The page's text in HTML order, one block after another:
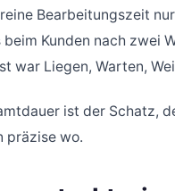
Bearbeitungszeit
Kunden nach zwei
war Liegen, Warten,
ist der Schatz,
präzise wo.